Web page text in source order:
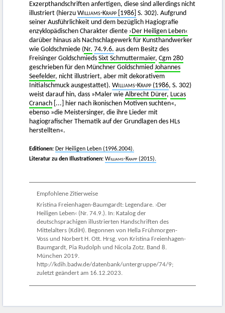
Exzerpthandschriften anfertigen, diese sind allerdings nicht
illustriert (hierzu Williams-Krapp [1986] S. 302). Aufgrund
seiner Ausführlichkeit und dem bezüglich Hagiografie
enzyklopädischen Charakter diente ›Der Heiligen Leben‹
darüber hinaus als Nachschlagewerk für Kunsthandwerker
wie Goldschmiede (Nr. 74.9.6. aus dem Besitz des
Freisinger Goldschmieds Sixt Schmuttermaier, Cgm 280
geschrieben für den Münchner Goldschmied Johannes
Seefelder, nicht illustriert, aber mit dekorativem
Initialschmuck ausgestattet). Williams-Krapp (1986, S. 302)
weist darauf hin, dass »Maler wie Albrecht Dürer, Lucas
Cranach [...] hier nach ikonischen Motiven suchten«,
ebenso »die Meistersinger, die ihre Lieder mit
hagiografischer Thematik auf der Grundlagen des HLs
herstellten«.
Editionen: Der Heiligen Leben (1996.2004).
Literatur zu den Illustrationen: Williams-Krapp (2015).
Empfohlene Zitierweise
Kristina Freienhagen-Baumgardt: Legendare. ›Der
Heiligen Leben‹ (Nr. 74.9.). In: Katalog der
deutschsprachigen illustrierten Handschriften des
Mittelalters (KdiH). Begonnen von Hella Frühmorgen-
Voss und Norbert H. Ott. Hrsg. von Kristina Freienhagen-
Baumgardt, Pia Rudolph und Nicola Zotz. Band 8.
München 2019.
http://kdih.badw.de/datenbank/untergruppe/74/9;
zuletzt geändert am 16.12.2023.